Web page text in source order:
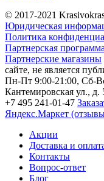
© 2017-2021
Юридическая
Политика
Партнерская программа
Партнерские магазины
сайте, не является
Пн-Пт 9:00-21:00, Сб-
Кантемировская ул., д.
+7 495 241-01-47
Яндекс.Маркет
Акции
Доставка и
Контакты
Вопрос-ответ
Блог